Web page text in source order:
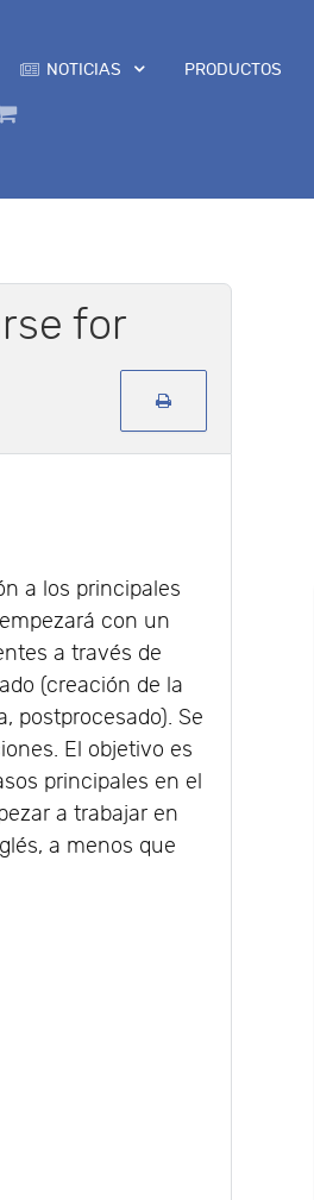
NOTICIAS PRODUCTOS
for
a los principales
con un
a través de
(creación de la
postprocesado). Se
El objetivo es
principales en el
a trabajar en
a menos que